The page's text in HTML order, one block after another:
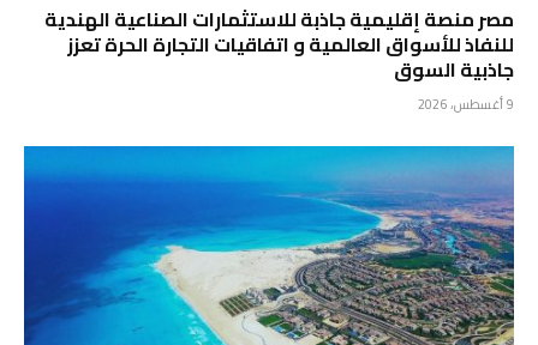
مصر منصة إقليمية جاذبة للاستثمارات الصناعية الهندية
للنفاذ للأسواق العالمية و اتفاقيات التجارة الحرة تعزز
جاذبية السوق
9 أغسطس، 2026